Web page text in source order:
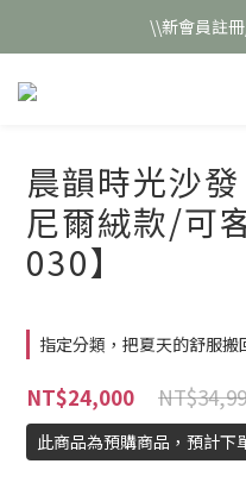
\\新會員註
\\新會員註
LINE好友招募\\
晨韻時光沙
尼爾絨款/可
030】
指定分類，把夏天的舒服搬
NT$24,000
此商品為預購商品，預計下